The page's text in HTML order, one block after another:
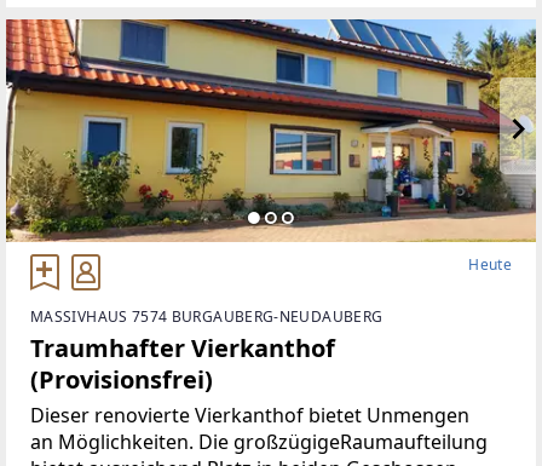
Heute
MASSIVHAUS 7574 BURGAUBERG-NEUDAUBERG
Traumhafter Vierkanthof
(Provisionsfrei)
Dieser renovierte Vierkanthof bietet Unmengen
an Möglichkeiten. Die großzügigeRaumaufteilung